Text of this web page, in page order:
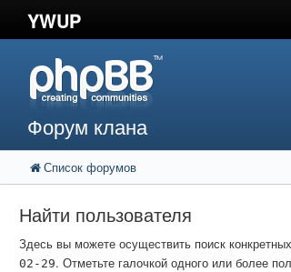
YWUP
Форум клана
Список форумов
Найти пользователя
Здесь вы можете осуществить поиск
02-29. Отметьте галочкой одного или более